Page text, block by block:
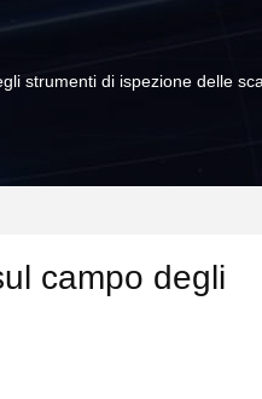
strumenti di ispezione delle
campo degli